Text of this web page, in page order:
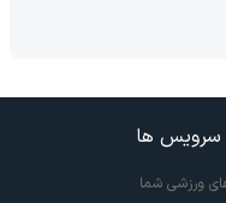
سرویس ها
ورزشی شما